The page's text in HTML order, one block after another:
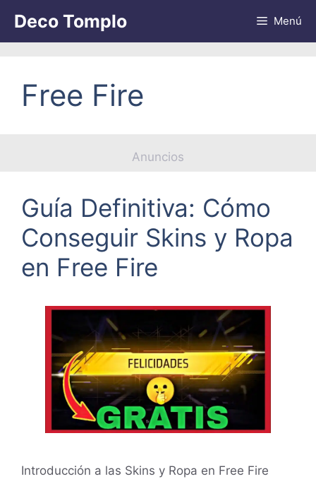
contenido
Deco Tomplo Menú
Free Fire
Anuncios
Guía Definitiva: Cómo
Conseguir Skins y Ropa
en Free Fire
Introducción a las Skins y Ropa en Free Fire